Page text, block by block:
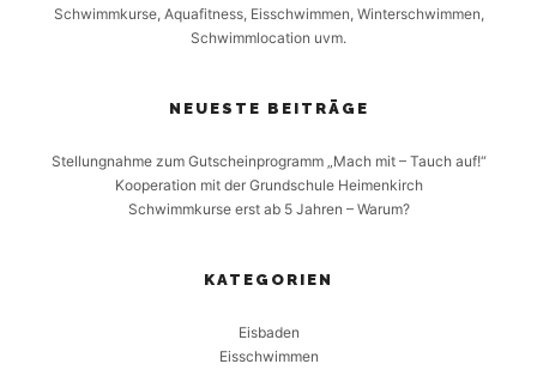
Schwimmkurse, Aquafitness, Eisschwimmen, Winterschwimmen,
Schwimmlocation uvm.
NEUESTE BEITRÄGE
Stellungnahme zum Gutscheinprogramm „Mach mit – Tauch auf!“
Kooperation mit der Grundschule Heimenkirch
Schwimmkurse erst ab 5 Jahren – Warum?
KATEGORIEN
Eisbaden
Eisschwimmen